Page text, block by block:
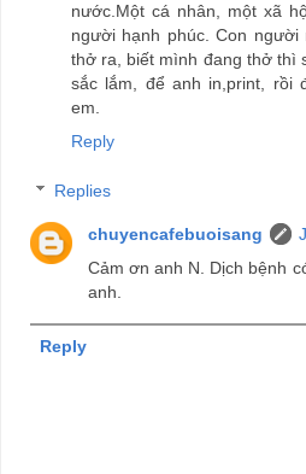
nước.Một cá nhân, một xã
người hạnh phúc. Con
thở ra, biết mình đang thở thì
sắc lắm, để anh in,print, rồi
em.
Reply
Replies
chuyencafebuoisang
Cảm ơn anh N. Dịch bệnh
anh.
Reply